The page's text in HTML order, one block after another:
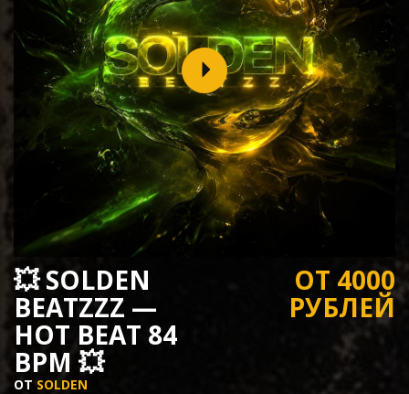
💥 SOLDEN
BEATZZZ —
HOT BEAT 84
BPM 💥
ОТ SOLDEN
ОТ 4000
РУБЛЕЙ